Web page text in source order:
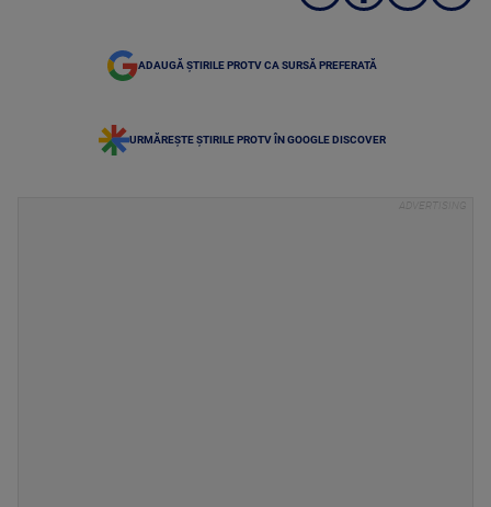
ADAUGĂ ȘTIRILE PROTV CA SURSĂ PREFERATĂ
URMĂREȘTE ȘTIRILE PROTV ÎN GOOGLE DISCOVER